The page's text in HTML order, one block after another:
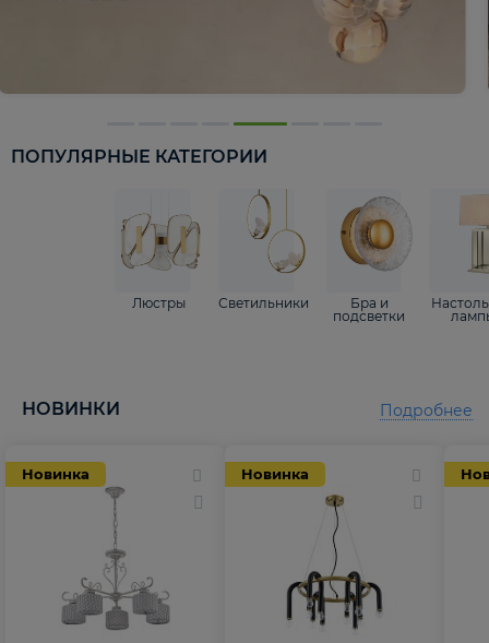
ПОПУЛЯРНЫЕ КАТЕГОРИИ
Люстры Светильники
Бра и
подсветки
НОВИНКИ
Новинка Новинка
Подробнее